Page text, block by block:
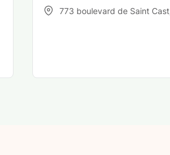
773 boulevard de Saint Cast